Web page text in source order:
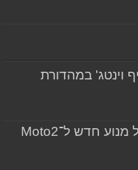
וינטג' במהדורת
טריומף מכריזה על מנוע חדש ל־Moto2